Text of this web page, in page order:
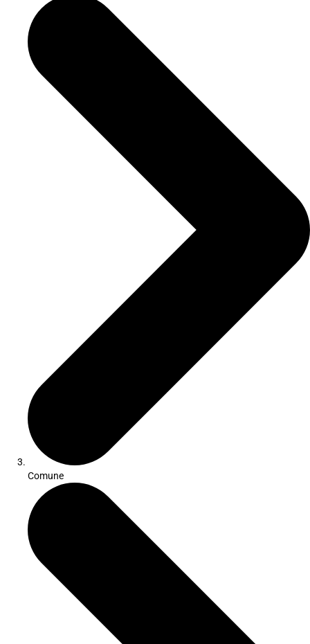
Comune